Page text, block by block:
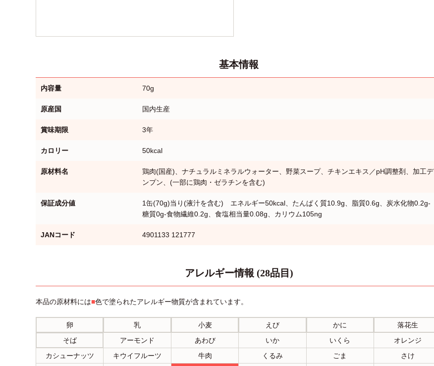
基本情報
内容量 70g
原産国 国内生産
賞味期限 3年
カロリー 50kcal
原材料名
鶏肉(国産)、ナチュラルミネラルウォーター、野菜スープ、チキンエキス／pH調整剤、加工デ
ンプン、(一部に鶏肉・ゼラチンを含む)
保証成分値
1缶(70g)当り(液汁を含む) エネルギー50kcal、たんぱく質10.9g、脂質0.6g、炭水化物0.2g-
糖質0g-食物繊維0.2g、食塩相当量0.08g、カリウム105ng
JANコード 4901133 121777
アレルギー情報 (28品目)
本品の原材料には■色で塗られたアレルギー物質が含まれています。
卵 乳 小麦 えび かに
落花生
そば
アーモンド あわび いか いくら
オレンジ
カシューナッツ
キウイフルーツ 牛肉 くるみ ごま
さけ